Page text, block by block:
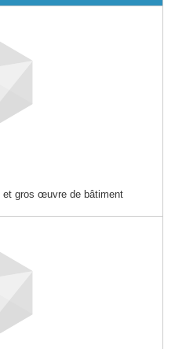
et gros œuvre de bâtiment